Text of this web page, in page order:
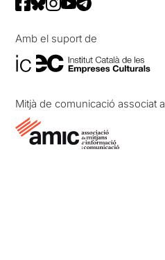
Amb el suport de
Mitjà de comunicació associat a